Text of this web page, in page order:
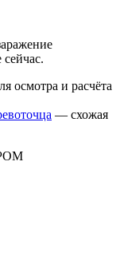
сейчас.
осмотра и расчёта
— схожая